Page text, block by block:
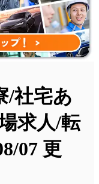
/社宅あ
求人/転
07 更